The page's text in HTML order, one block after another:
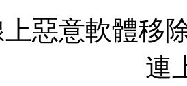
惡意軟體移
連